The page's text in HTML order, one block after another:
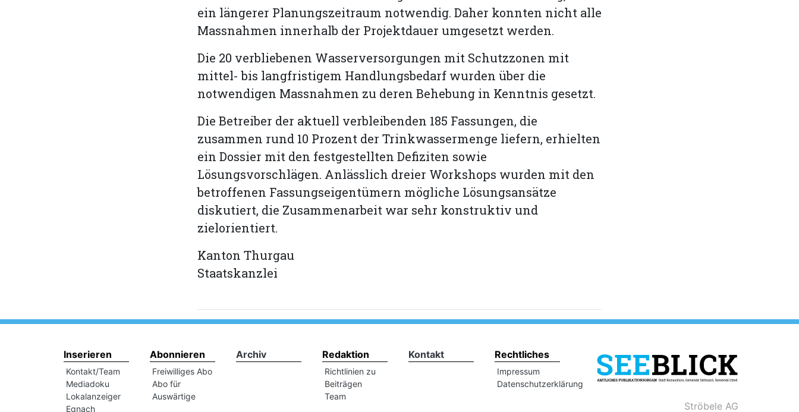
ein längerer Planungszeitraum notwendig. Daher konnten nicht alle
Massnahmen innerhalb der Projektdauer umgesetzt werden.
Die 20 verbliebenen Wasserversorgungen mit Schutzzonen mit
mittel- bis langfristigem Handlungsbedarf wurden über die
notwendigen Massnahmen zu deren Behebung in Kenntnis gesetzt.
Die Betreiber der aktuell verbleibenden 185 Fassungen, die
zusammen rund 10 Prozent der Trinkwassermenge liefern, erhielten
ein Dossier mit den festgestellten Defiziten sowie
Lösungsvorschlägen. Anlässlich dreier Workshops wurden mit den
betroffenen Fassungseigentümern mögliche Lösungsansätze
diskutiert, die Zusammenarbeit war sehr konstruktiv und
zielorientiert.
Kanton Thurgau
Staatskanzlei
Inserieren
Kontakt/Team
Mediadoku
Lokalanzeiger
Egnach
Abonnieren
Freiwilliges Abo
Abo für
Auswärtige
Archiv Redaktion
Richtlinien zu
Beiträgen
Team
Kontakt Rechtliches
Impressum
Datenschutzerklärung
Ströbele AG